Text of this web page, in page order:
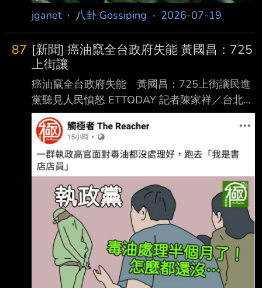
jganet· 八卦 Gossiping · 2026-07-19
87 [新聞] 癌油竄全台政府失能 黃國昌：725
上街讓
癌油竄全台政府失能 黃國昌：725上街讓民進
黨聽見人民憤怒 ETTODAY 記者陳家祥／台北報
導 中聯致癌油事件延燒。台北市長蔣萬安今
（17日）重砲開轟民進黨政府，並號召民眾上
街。 蔣萬安上午到立法院拜會黨團前，也先到
民眾黨團與民眾黨主席黃國昌交換意見。黃國昌
說 ，他與蔣萬安有共同的結論，「既然民進黨
政府不願負責、不肯面對民意，我們必須站出來
，替人民發聲」，725一起上凱道，讓民進黨政
府聽見人民的憤怒。 黃國昌說，癌油流竄全
台，民進黨政府從蓋牌、下架標準一改再改、到
資訊混亂甩鍋地方， 這個政府已經徹底失